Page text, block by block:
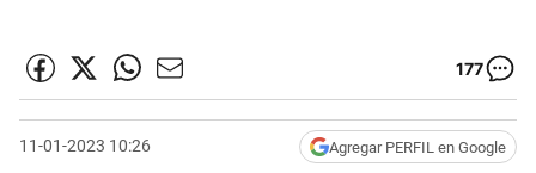
177
11-01-2023 10:26 Agregar PERFIL en Google